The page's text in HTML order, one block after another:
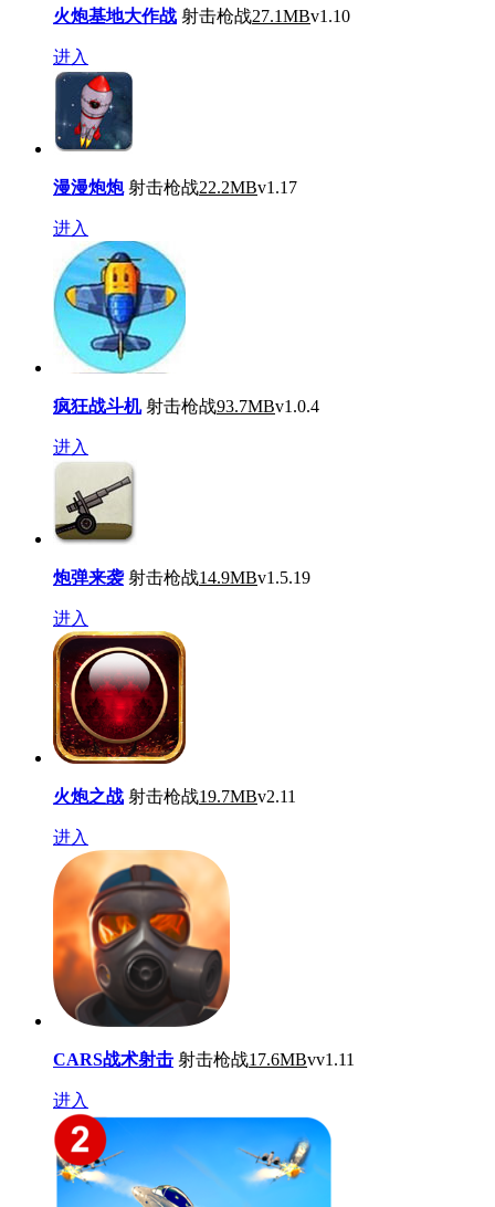
火炮基地大作战 射击枪战27.1MBv1.10
进入
漫漫炮炮 射击枪战22.2MBv1.17
进入
疯狂战斗机 射击枪战93.7MBv1.0.4
进入
炮弹来袭 射击枪战14.9MBv1.5.19
进入
火炮之战 射击枪战19.7MBv2.11
进入
CARS战术射击 射击枪战17.6MBvv1.11
进入